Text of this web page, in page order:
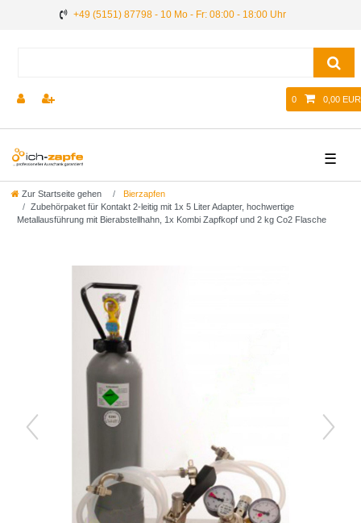
+49 (5151) 87798 - 10 Mo - Fr: 08:00 - 18:00 Uhr
0 0,00 EUR
☰
Zur Startseite gehen
Bierzapfen
Zubehörpaket für Kontakt 2-leitig mit 1x 5 Liter Adapter, hochwertige
Metallausführung mit Bierabstellhahn, 1x Kombi Zapfkopf und 2 kg Co2 Flasche